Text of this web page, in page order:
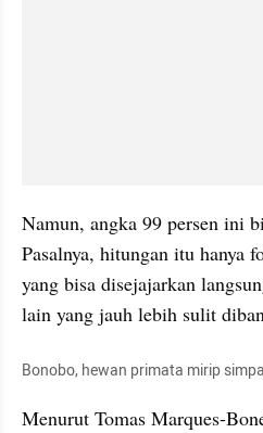
Namun, angka 99 persen ini
Pasalnya, hitungan itu hanya
yang bisa disejajarkan
lain yang jauh lebih sulit
Bonobo, hewan primata mirip
Menurut Tomas Marques-